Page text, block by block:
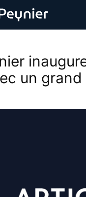
un